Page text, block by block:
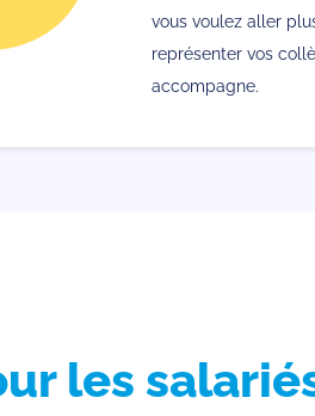
vous voulez aller
représenter vos
accompagne.
les